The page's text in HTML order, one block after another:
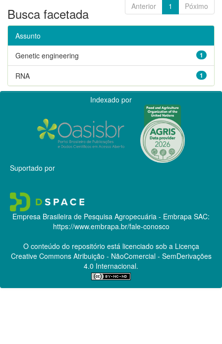
Anterior 1 Póximo
Busca facetada
Assunto
1
Genetic engineering
1
RNA
Indexado por
Suportado por
Empresa Brasileira de Pesquisa Agropecuária - Embrapa SAC:
https://www.embrapa.br/fale-conosco
O conteúdo do repositório está licenciado sob a Licença
Creative CommonsAtribuição - NãoComercial - SemDerivações
4.0 Internacional.